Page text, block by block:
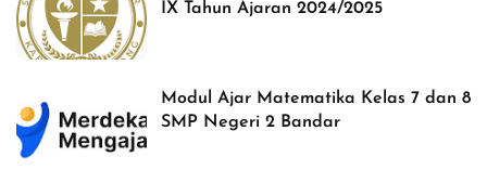
IX Tahun Ajaran 2024/2025
Modul Ajar Matematika Kelas 7 dan 8
SMP Negeri 2 Bandar